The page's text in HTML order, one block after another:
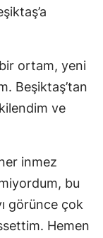
ortam, yeni
Beşiktaş’tan
ve
inmez
bu
görünce çok
Hemen